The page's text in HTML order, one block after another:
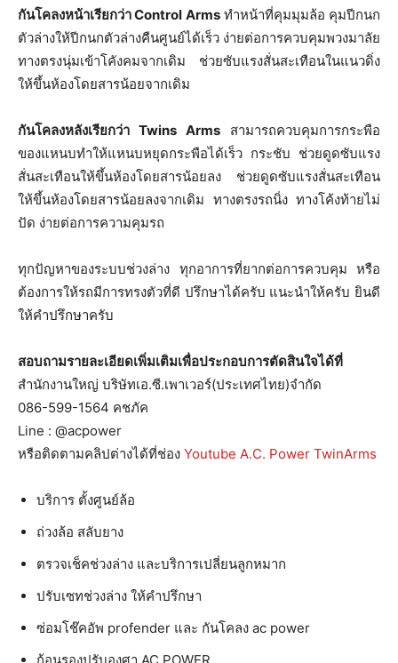
กันโคลงหน้าเรียกว่า Control Armsทำหน้าที่คุมมุมล้อ คุมปีกนก
ตัวล่างให้ปีกนกตัวล่างคืนศูนย์ได้เร็ว ง่ายต่อการควบคุมพวงมาลัย
ทางตรงนุ่มเข้าโคังคมจากเดิม ช่วยซับแรงสั่นสะเทือนในแนวดิ่ง
ให้ขึ้นห้องโดยสารน้อยจากเดิม
กันโคลงหลังเรียกว่า Twins Arms สามารถควบคุมการกระพือ
ของแหนบทำให้แหนบหยุดกระพือได้เร็ว กระชับ ช่วยดูดซับแรง
สั่นสะเทือนให้ขึ้นห้องโดยสารน้อยลง ช่วยดูดซับแรงสั่นสะเทือน
ให้ขึ้นห้องโดยสารน้อยลงจากเดิม ทางตรงรถนิ่ง ทางโค้งท้ายไม่
ปัด ง่ายต่อการความคุมรถ
ทุกปัญหาของระบบช่วงล่าง ทุกอาการที่ยากต่อการควบคุม หรือ
ต้องการให้รถมีการทรงตัวที่ดี ปรึกษาได้ครับ แนะนำให้ครับ ยินดี
ให้คำปรึกษาครับ
สอบถามรายละเอียดเพิ่มเติมเพื่อประกอบการตัดสินใจได้ที่
สำนักงานใหญ่ บริษัทเอ.ซี.เพาเวอร์(ประเทศไทย)จำกัด
086-599-1564 คชภัค
Line : @acpower
หรือติดตามคลิปต่างได้ที่ช่อง Youtube A.C. Power TwinArms
บริการ ตั้งศูนย์ล้อ
ถ่วงล้อ สลับยาง
ตรวจเช็คช่วงล่าง และบริการเปลี่ยนลูกหมาก
ปรับเซทช่วงล่าง ให้คำปรึกษา
ซ่อมโช๊คอัพ profender และ กันโคลง ac power
ก้อนรองปรับองศา AC POWER